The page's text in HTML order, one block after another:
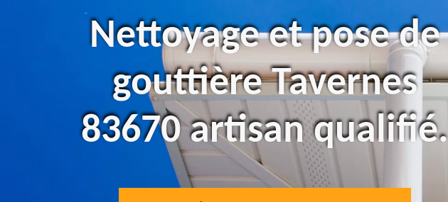
Nettoyage et pose de
gouttière Tavernes
83670 artisan qualifié.